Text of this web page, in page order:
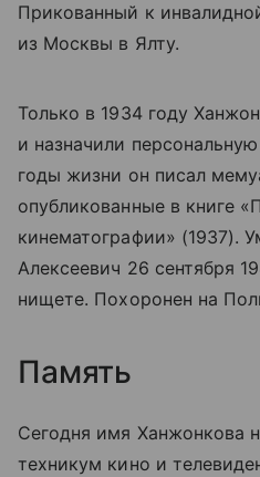
Прикованный к
из Москвы в Ялту.
Только в 1934 году
и назначили
годы жизни он писал
опубликованные в книге
кинематографии» (1937).
Алексеевич 26 сентября
нищете. Похоронен на
Память
Сегодня имя Ханжонкова
техникум кино и